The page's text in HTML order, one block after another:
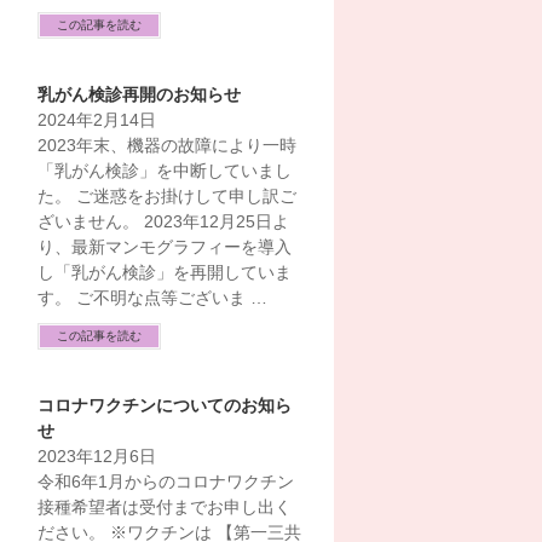
この記事を読む
乳がん検診再開のお知らせ
2024年2月14日
2023年末、機器の故障により一時
「乳がん検診」を中断していまし
た。 ご迷惑をお掛けして申し訳ご
ざいません。 2023年12月25日よ
り、最新マンモグラフィーを導入
し「乳がん検診」を再開していま
す。 ご不明な点等ございま …
この記事を読む
コロナワクチンについてのお知ら
せ
2023年12月6日
令和6年1月からのコロナワクチン
接種希望者は受付までお申し出く
ださい。 ※ワクチンは 【第一三共